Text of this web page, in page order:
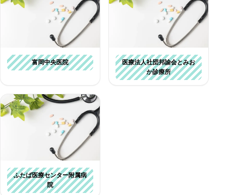
富岡中央医院
医療法人社団邦諭会とみお
か診療所
ふたば医療センター附属病
院